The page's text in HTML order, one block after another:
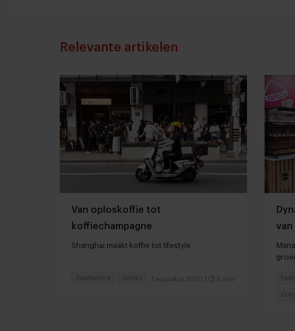
Relevante artikelen
Van oploskoffie tot
koffiechampagne
Shanghai maakt koffie tot lifestyle
7 augustus 2026 6 min
Foodservice Drinks
van